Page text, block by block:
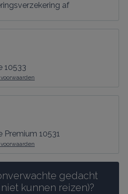
af
10533
Premium 10531
gedacht
kunnen reizen)?